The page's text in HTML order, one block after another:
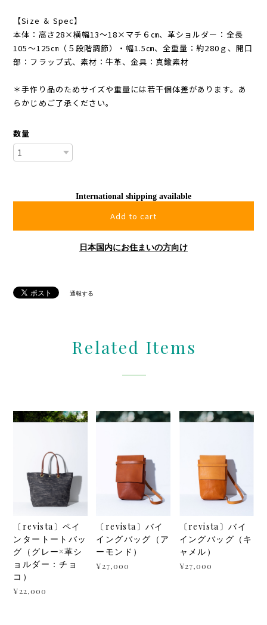
【Size ＆ Spec】
本体：高さ28×横幅13～18×マチ６㎝、革ショルダー：全長
105～125㎝（５段階調節）・幅1.5㎝、全重量：約280ｇ、開口
部：フラップ式、素材：牛革、金具：真鍮素材
＊手作り品のためサイズや重量には若干個体差があります。あ
らかじめご了承ください。
数量
International shipping available
Add to cart
日本国内にお住まいの方向け
通報する
Related Items
〔revista〕ペイ
ンタートートバッ
グ（グレー×革シ
ョルダー：チョ
コ）
¥22,000
〔revista〕バイ
イングバッグ（ア
ーモンド）
¥27,000
〔revista〕バイ
イングバッグ（キ
ャメル）
¥27,000